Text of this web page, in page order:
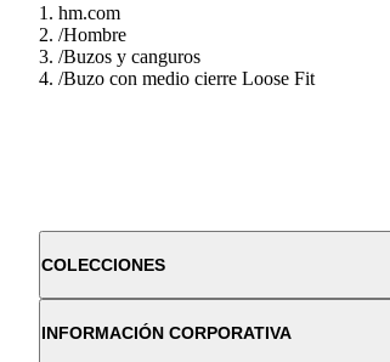
hm.com
/Hombre
/Buzos y canguros
/Buzo con medio cierre Loose Fit
COLECCIONES
INFORMACIÓN CORPORATIVA